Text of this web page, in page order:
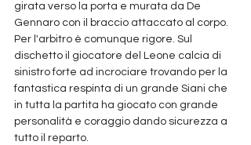
girata verso la porta e murata da De
Gennaro con il braccio attaccato al corpo.
Per l'arbitro è comunque rigore. Sul
dischetto il giocatore del Leone calcia di
sinistro forte ad incrociare trovando per la
fantastica respinta di un grande Siani che
in tutta la partita ha giocato con grande
personalità e coraggio dando sicurezza a
tutto il reparto.